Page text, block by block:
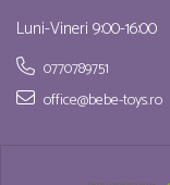
Luni-Vineri 9:00-16:00
0770789751
office@bebe-toys.ro